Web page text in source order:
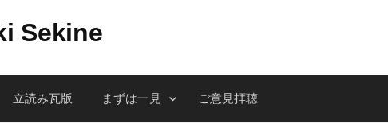
Sekine
立読み瓦版 まずは一見 ご意見拝聴